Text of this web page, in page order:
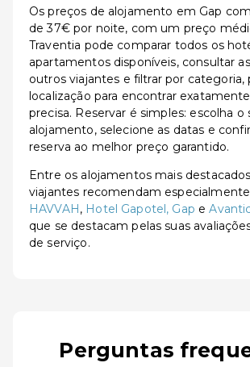
Os preços de alojamento em Gap
de 37€ por noite, com um preço
Traventia pode comparar todos os
apartamentos disponíveis, consultar
outros viajantes e filtrar por categoria,
localização para encontrar
precisa. Reservar é simples: escolha o
alojamento, selecione as datas e
reserva ao melhor preço garantido.
Entre os alojamentos mais
viajantes recomendam especialmente
HAVVAH, Hotel Gapotel, Gap e
que se destacam pelas suas
de serviço.
Perguntas